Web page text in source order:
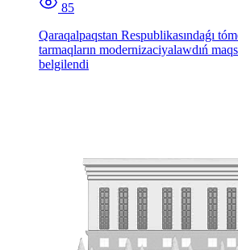
85
Qaraqalpaqstan Respublikasındaǵı
tarmaqların modernizaciyalawdıń
belgilendi